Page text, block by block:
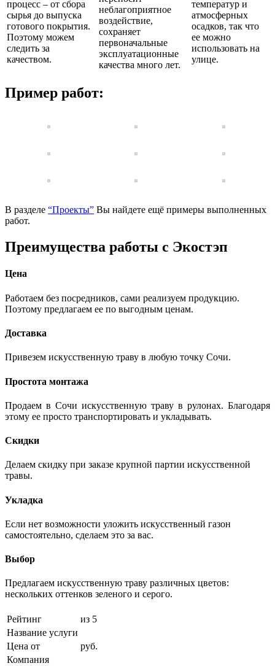
процесс – от сбора
сырья до выпуска
готового покрытия.
Поэтому можем
следить за
качеством.
неблагоприятное
воздействие,
сохраняет
первоначальные
эксплуатационные
качества много лет.
температур и
атмосферных
осадков, так что
ее можно
использовать на
улице.
Пример работ:
В разделе “Проекты” Вы найдете ещё примеры выполненных
работ.
Преимущества работы с Экостэп
Цена
Работаем без посредников, сами реализуем продукцию.
Поэтому предлагаем ее по выгодным ценам.
Доставка
Привезем искусственную траву в любую точку Сочи.
Простота монтажа
Продаем в Сочи искусственную траву в рулонах. Благодаря
этому ее просто транспортировать и укладывать.
Скидки
Делаем скидку при заказе крупной партии искусственной
травы.
Укладка
Если нет возможности уложить искусственный газон
самостоятельно, сделаем это за вас.
Выбор
Предлагаем искусственную траву различных цветов:
нескольких оттенков зеленого и серого.
Рейтинг
из 5
Название услуги
Цена от
руб.
Компания